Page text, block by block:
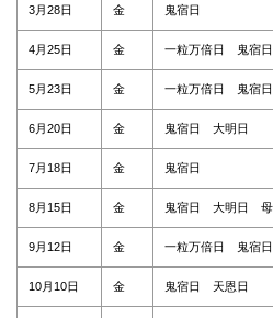
3月28日 金 鬼宿日
4月25日 金 一粒万倍日 鬼宿
5月23日 金 一粒万倍日 鬼宿
6月20日 金 鬼宿日 大明日
7月18日 金 鬼宿日
8月15日 金 鬼宿日 大明日 母
9月12日 金 一粒万倍日 鬼宿
10月10日 金 鬼宿日 天恩日